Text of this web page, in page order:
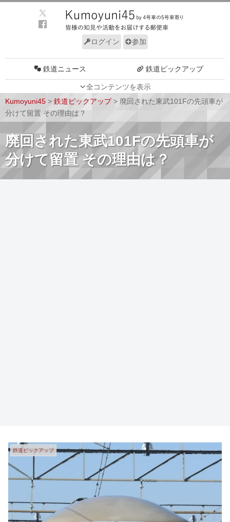
ログイン 参加
全コンテンツを表示
鉄道ニュース 鉄道ピックアップ
車両技術
Kumoyuni45 > 鉄道ピックアップ> 廃回された東武101Fの先頭車が
分けて留置 その理由は？
廃回された東武101Fの先頭車が
分けて留置 その理由は？
鉄道ピックアップ